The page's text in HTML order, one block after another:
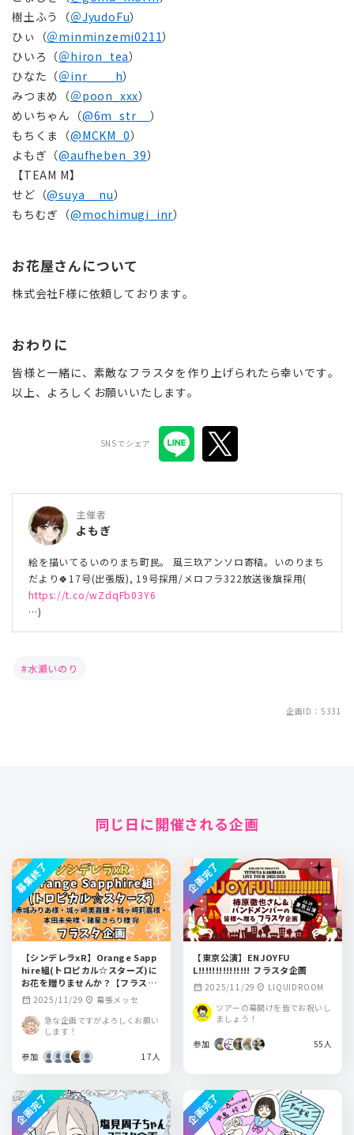
樹土ふう（＠JyudoFu）
ひぃ（＠minminzemi0211）
ひいろ（＠hiron_tea）
ひなた（＠inr____h）
みつまめ（＠poon_xxx）
めいちゃん（@6m_str__）
もちくま（@MCKM_0）
よもぎ（@aufheben_39）
【TEAM M】
せど（@suya__nu）
もちむぎ（@mochimugi_inr）
お花屋さんについて
株式会社F様に依頼しております。
おわりに
皆様と一緒に、素敵なフラスタを作り上げられたら幸いです。
以上、よろしくお願いいたします。
SNSでシェア
主催者
よもぎ
絵を描いてるいのりまち町民。 風三玖アンソロ寄稿。いのりまち
だより🍀17号(出張版), 19号採用/メロフラ322放送後旗採用(
https://t.co/wZdqFb03Y6
…)
水瀬いのり
企画ID：5331
同じ日に開催される企画
【シンデレラxR】Orange Sapp
hire組(トロピカル☆スターズ)に
お花を贈りませんか？【フラスタ
企画】
calendar_month 2025/11/29 location_on 幕張メッセ
急な企画ですがよろしくお願い
します！
参加 17人
募集終了
【東京公演】ENJOYFU
L!!!!!!!!!!!!!!! フラスタ企画
calendar_month 2025/11/29 location_on LIQUIDROOM
ツアーの幕開けを皆でお祝いし
ましょう！
参加 55人
企画完了
企画完了 企画完了